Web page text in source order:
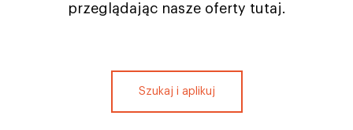
Szukaj i aplikuj
przeglądając nasze oferty tutaj.